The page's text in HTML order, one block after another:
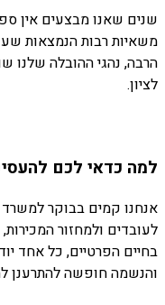
שנים שאנו מבצעים אין
משאיות רבות הנמצאות
הרבה, נהגי ההובלה שלנו
לציון.
למה כדאי לכם
אנחנו קמים בבוקר למשרד
לעובדים ולמחזור
בחיים הפרטיים, כל אחד
והנשמה חופשה להתרענן